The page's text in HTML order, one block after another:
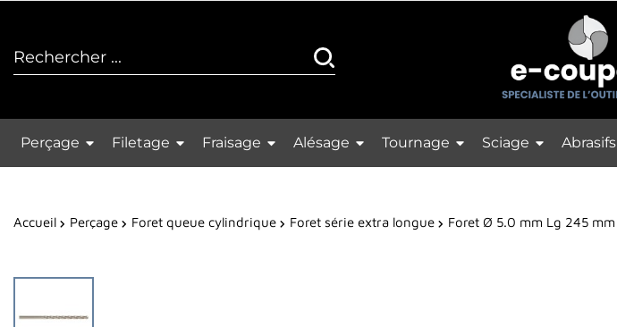
Perçage Filetage Fraisage Alésage Tournage Sciage Abrasifs
Accueil Perçage Foret queue cylindrique Foret série extra longue Foret Ø 5.0 mm Lg 245 mm